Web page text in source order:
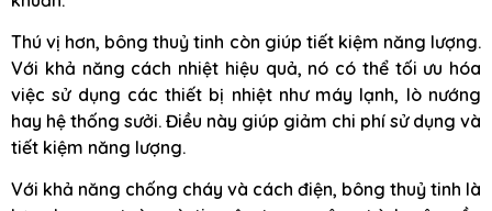
Thú vị hơn, bông thuỷ tinh còn giúp tiết kiệm năng lượng.
Với khả năng cách nhiệt hiệu quả, nó có thể tối ưu hóa
việc sử dụng các thiết bị nhiệt như máy lạnh, lò nướng
hay hệ thống sưởi. Điều này giúp giảm chi phí sử dụng và
tiết kiệm năng lượng.
Với khả năng chống cháy và cách điện, bông thuỷ tinh là